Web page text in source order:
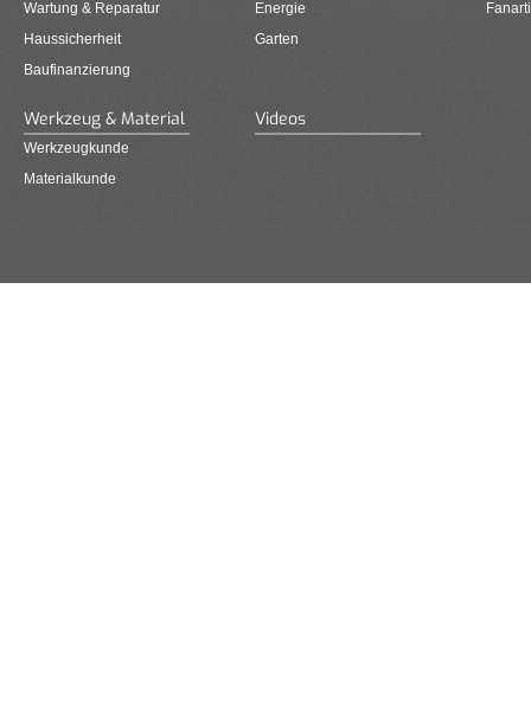
Wartung & Reparatur
Haussicherheit
Baufinanzierung
Energie
Garten
Werkzeug & Material
Werkzeugkunde
Materialkunde
Videos